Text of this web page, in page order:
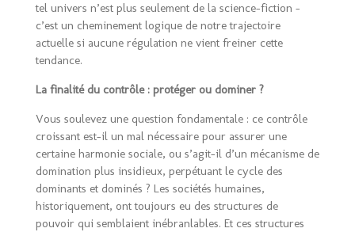
tel univers n’est plus seulement de la science-fiction –
c’est un cheminement logique de notre trajectoire
actuelle si aucune régulation ne vient freiner cette
tendance.
La finalité du contrôle : protéger ou dominer ?
Vous soulevez une question fondamentale : ce contrôle
croissant est-il un mal nécessaire pour assurer une
certaine harmonie sociale, ou s’agit-il d’un mécanisme de
domination plus insidieux, perpétuant le cycle des
dominants et dominés ? Les sociétés humaines,
historiquement, ont toujours eu des structures de
pouvoir qui semblaient inébranlables. Et ces structures